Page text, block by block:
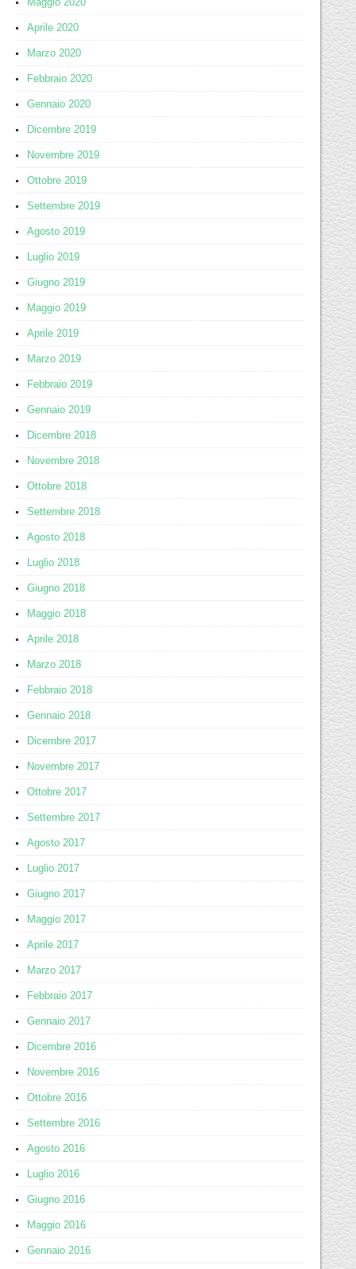
Aprile 2020
Marzo 2020
Febbraio 2020
Gennaio 2020
Dicembre 2019
Novembre 2019
Ottobre 2019
Settembre 2019
Agosto 2019
Luglio 2019
Giugno 2019
Maggio 2019
Aprile 2019
Marzo 2019
Febbraio 2019
Gennaio 2019
Dicembre 2018
Novembre 2018
Ottobre 2018
Settembre 2018
Agosto 2018
Luglio 2018
Giugno 2018
Maggio 2018
Aprile 2018
Marzo 2018
Febbraio 2018
Gennaio 2018
Dicembre 2017
Novembre 2017
Ottobre 2017
Settembre 2017
Agosto 2017
Luglio 2017
Giugno 2017
Maggio 2017
Aprile 2017
Marzo 2017
Febbraio 2017
Gennaio 2017
Dicembre 2016
Novembre 2016
Ottobre 2016
Settembre 2016
Agosto 2016
Luglio 2016
Giugno 2016
Maggio 2016
Gennaio 2016